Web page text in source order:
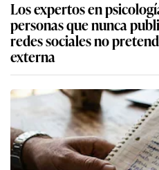
Los expertos en
personas que nunca
redes sociales no
externa